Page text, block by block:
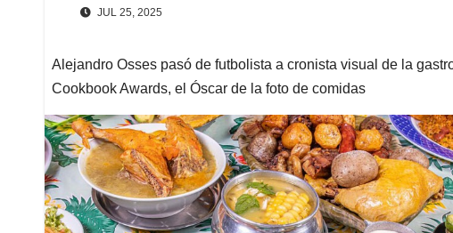
JUL 25, 2025
Alejandro Osses pasó de futbolista a cronista visual de la
Cookbook Awards, el Óscar de la foto de comidas